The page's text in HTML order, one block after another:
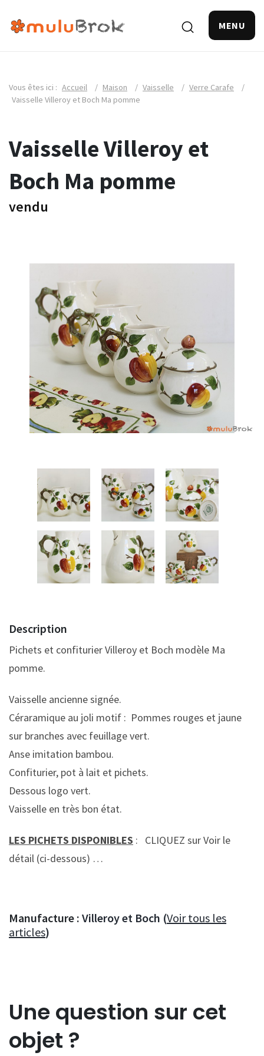
MENU
Vous êtes ici : Accueil / Maison / Vaisselle / Verre Carafe
/
Vaisselle Villeroy et Boch Ma pomme
Vaisselle Villeroy et
Boch Ma pomme
vendu
Description
Pichets et confiturier Villeroy et Boch modèle Ma
pomme.
Vaisselle ancienne signée.
Céraramique au joli motif : Pommes rouges et jaune
sur branches avec feuillage vert.
Anse imitation bambou.
Confiturier, pot à lait et pichets.
Dessous logo vert.
Vaisselle en très bon état.
LES PICHETS DISPONIBLES : CLIQUEZ sur Voir le
détail (ci-dessous) …
Manufacture : Villeroy et Boch (Voir tous les
articles)
Une question sur cet
objet ?